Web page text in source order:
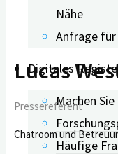
Nähe
Anfrage für
Digitales
Machen
Häufige
Lucas
Pressereferent
Chatroom und